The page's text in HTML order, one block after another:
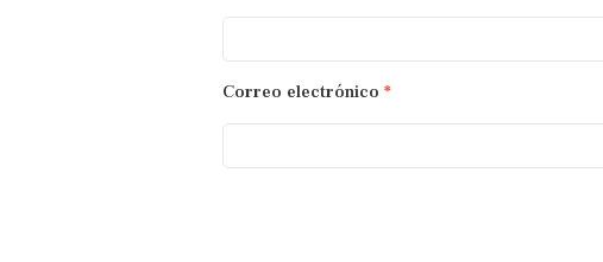
Correo electrónico *